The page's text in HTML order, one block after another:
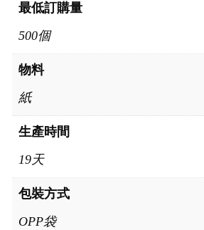
最低訂購量
500個
物料
紙
生產時間
19天
包裝方式
OPP袋